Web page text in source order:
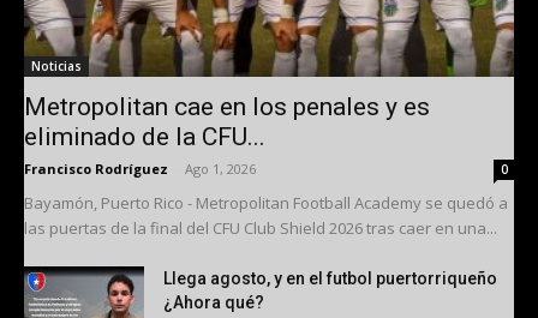
Noticias
Metropolitan cae en los penales y es
eliminado de la CFU...
Francisco Rodríguez Ago 1, 2026 0
Bayamón, Puerto Rico - Metropolitan Football Academy se quedó a
las puertas de la final del CFU Club Shield 2026 tras caer en una...
Llega agosto, y en el futbol puertorriqueño
¿Ahora qué?